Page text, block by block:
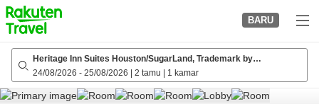
to
top
page
BARU
Heritage Inn Suites Houston/SugarLand, Trademark by
Wyndham(ex Drury Inn & Suites Houston SugarLand)
24/08/2026 - 25/08/2026 2 tamu 1 kamar